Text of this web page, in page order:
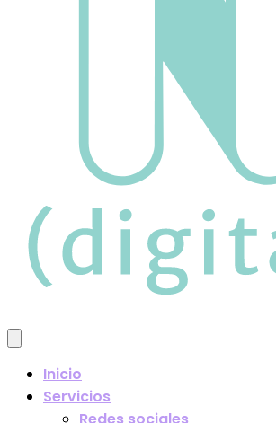
Inicio
Servicios
Redes sociales